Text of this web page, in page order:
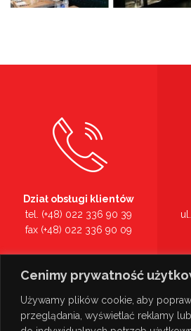
Cenimy prywatność
Używamy plików cookie, aby
przeglądania, wyświetlać reklamy
Dział obsługi klientów
tel. (+48) 022 336 90 39
fax (+48) 022 336 90 09
tel. (+48) 022 336 90 00